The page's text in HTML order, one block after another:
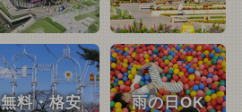
無料・格安 雨の日OK